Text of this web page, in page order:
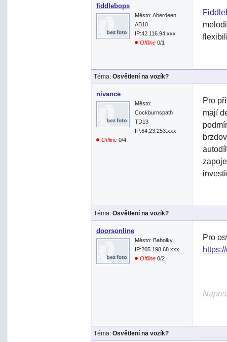
fiddlebops
Město: Aberdeen
AB10
IP:42.116.94.xxx
Offline 0/1
Téma: Osvětlení na vozík?
nivance
Město:
Cockburnspath
TD13
IP:64.23.253.xxx
Offline 0/4
Pro
mají
Téma: Osvětlení na vozík?
doorsonline
Město: Babolky
IP:205.198.68.xxx
Offline 0/2
Pro
Téma: Osvětlení na vozík?